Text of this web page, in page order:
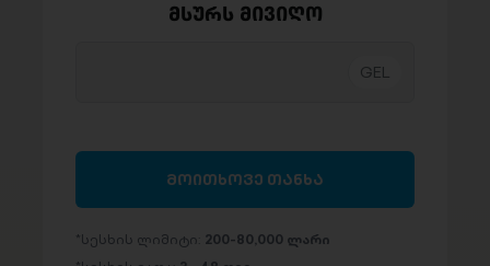
მსურს მივიღო
მოითხოვე თანხა
სესხის ლიმიტი: 200-80,000 ლარი